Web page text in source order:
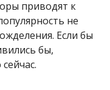
приводят к
не
Если бы
бы,